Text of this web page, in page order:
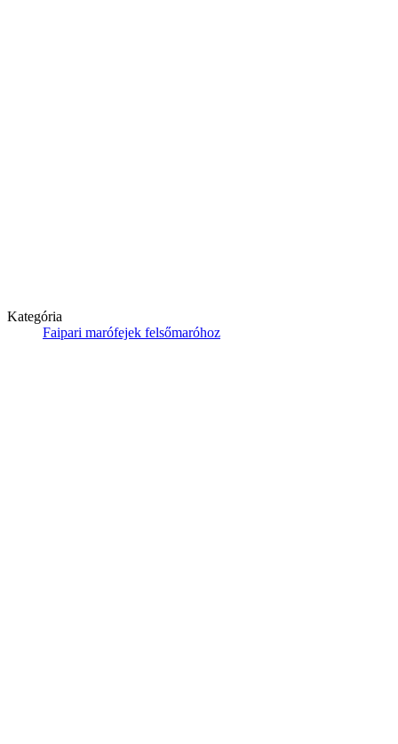
Kategória
Faipari marófejek felsőmaróhoz